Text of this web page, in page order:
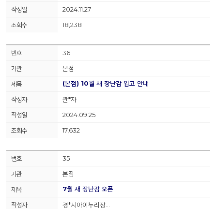
2024.11.27
18,238
36
본점
(본점) 10월 새 장난감 입고 안내
관*자
2024.09.25
17,632
35
본점
7월 새 장난감 오픈
경*시아이누리장…